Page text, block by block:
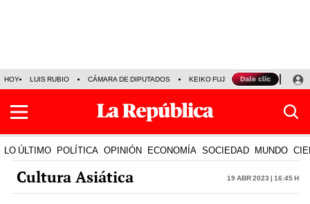
HOY LUIS RUBIO CÁMARA DE DIPUTADOS KEIKO FUJIMORI LA BELLA
LO ÚLTIMO POLÍTICA OPINIÓN ECONOMÍA SOCIEDAD MUNDO
Cultura Asiática 19 Abr 2023 | 16:45 h